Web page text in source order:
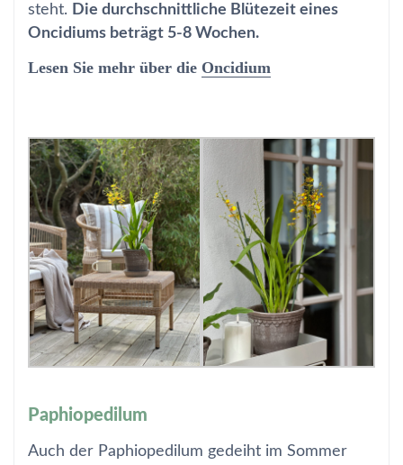
steht. Die durchschnittliche Blütezeit eines
Oncidiums beträgt 5-8 Wochen.
Lesen Sie mehr über die Oncidium
Paphiopedilum
Auch der Paphiopedilum gedeiht im Sommer